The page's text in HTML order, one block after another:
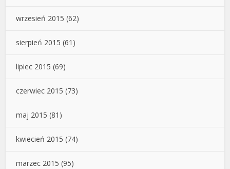
wrzesień 2015 (62)
sierpień 2015 (61)
lipiec 2015 (69)
czerwiec 2015 (73)
maj 2015 (81)
kwiecień 2015 (74)
marzec 2015 (95)